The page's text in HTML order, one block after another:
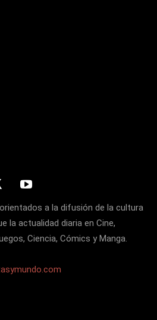
a la difusión de la cultura
la actualidad diaria en Cine,
Ciencia, Cómics y Manga.